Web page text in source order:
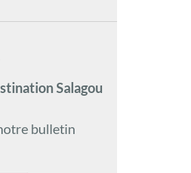
Salagou
bulletin